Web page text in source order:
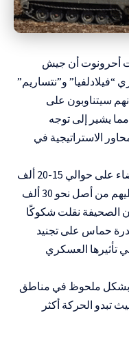
أحرونوت أن جيش
“فيلادلفيا” و”نتساريم”
سيتناوبون على
هذه المناطق طوال عام 2025، مما يشير إلى توجه
الاستراتيجية في
ووفقًا لتقديرات جيش الاحتلال، تم القضاء على حوالي 15-20 ألف
من عناصر حماس أو تم إلقاء القبض عليهم من أصل نحو 30 ألف
7 أكتوبر. إلا أن الصحيفة نقلت شكوكًا
حماس على تجنيد
تأثيرها العسكري
بشكل ملحوظ في مناطق
تبدو الحركة أكثر